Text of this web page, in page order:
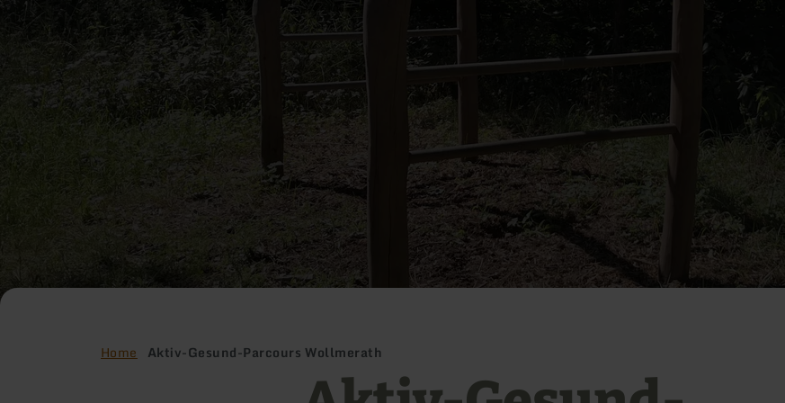
Home Aktiv-Gesund-Parcours Wollmerath